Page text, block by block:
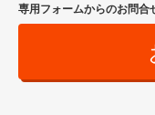
専用フォームからのお問合